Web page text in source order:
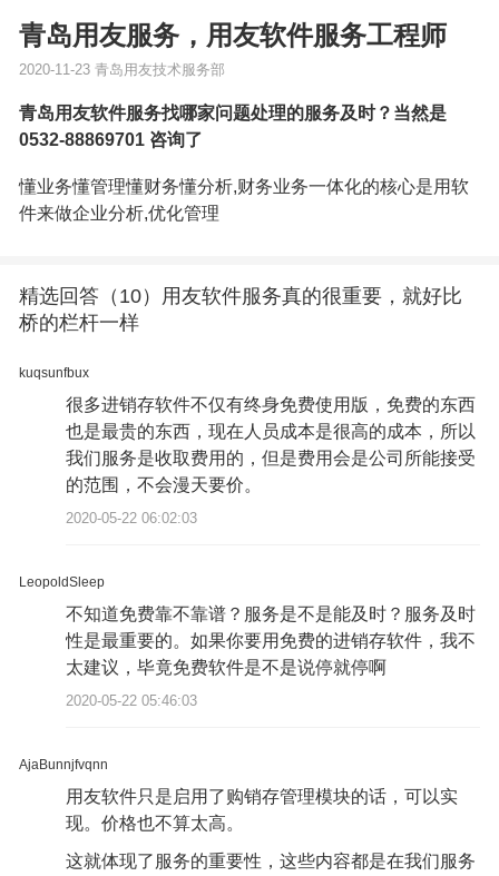
青岛用友服务，用友软件服务工程师
2020-11-23 青岛用友技术服务部
青岛用友软件服务找哪家问题处理的服务及时？当然是
0532-88869701 咨询了
懂业务懂管理懂财务懂分析,财务业务一体化的核心是用软
件来做企业分析,优化管理
精选回答（10）用友软件服务真的很重要，就好比
桥的栏杆一样
kuqsunfbux
很多进销存软件不仅有终身免费使用版，免费的东西
也是最贵的东西，现在人员成本是很高的成本，所以
我们服务是收取费用的，但是费用会是公司所能接受
的范围，不会漫天要价。
2020-05-22 06:02:03
LeopoldSleep
不知道免费靠不靠谱？服务是不是能及时？服务及时
性是最重要的。如果你要用免费的进销存软件，我不
太建议，毕竟免费软件是不是说停就停啊
2020-05-22 05:46:03
AjaBunnjfvqnn
用友软件只是启用了购销存管理模块的话，可以实
现。价格也不算太高。
这就体现了服务的重要性，这些内容都是在我们服务